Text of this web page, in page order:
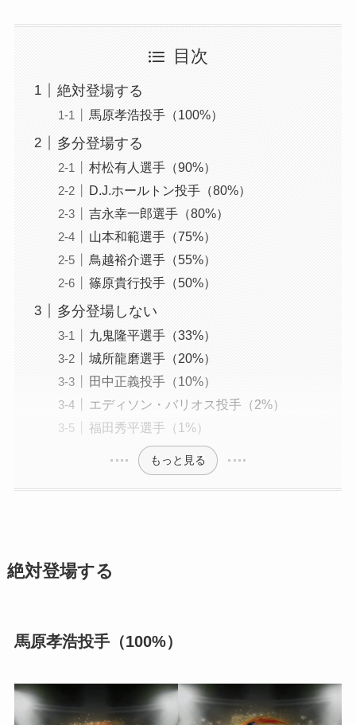
目次
絶対登場する
馬原孝浩投手（100%）
多分登場する
村松有人選手（90%）
D.J.ホールトン投手（80%）
吉永幸一郎選手（80%）
山本和範選手（75%）
鳥越裕介選手（55%）
篠原貴行投手（50%）
多分登場しない
九鬼隆平選手（33%）
城所龍磨選手（20%）
田中正義投手（10%）
エディソン・バリオス投手（2%）
福田秀平選手（1%）
もっと見る
絶対登場する
馬原孝浩投手（100%）